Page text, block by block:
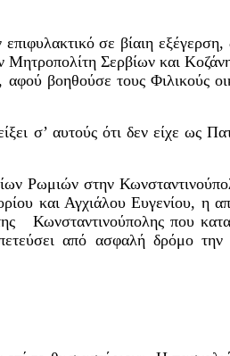
επιφυλακτικό σε βίαιη εξέγερση,
Μητροπολίτη Σερβίων και
, αφού βοηθούσε τους Φιλικούς
σ’ αυτούς ότι δεν είχε ως
Ρωμιών στην
και Αγχιάλου Ευγενίου, η
Κωνσταντινούπολης που
από ασφαλή δρόμο